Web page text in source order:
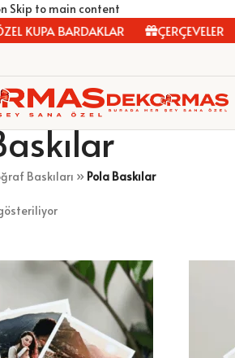
Skip to main content
KUPA BARDAKLAR ÇERÇEVELER
Baskıları » Pola Baskılar